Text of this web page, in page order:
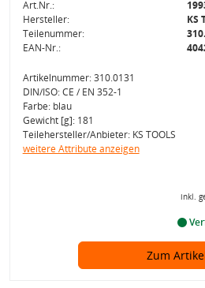
Art.Nr.:
Hersteller:
KS
Teilenummer:
EAN-Nr.:
Artikelnummer: 310.0131
DIN/ISO: CE / EN 352-1
Farbe: blau
Gewicht [g]: 181
Teilehersteller/Anbieter: KS TOOLS
weitere Attribute anzeigen
inkl.
Zum